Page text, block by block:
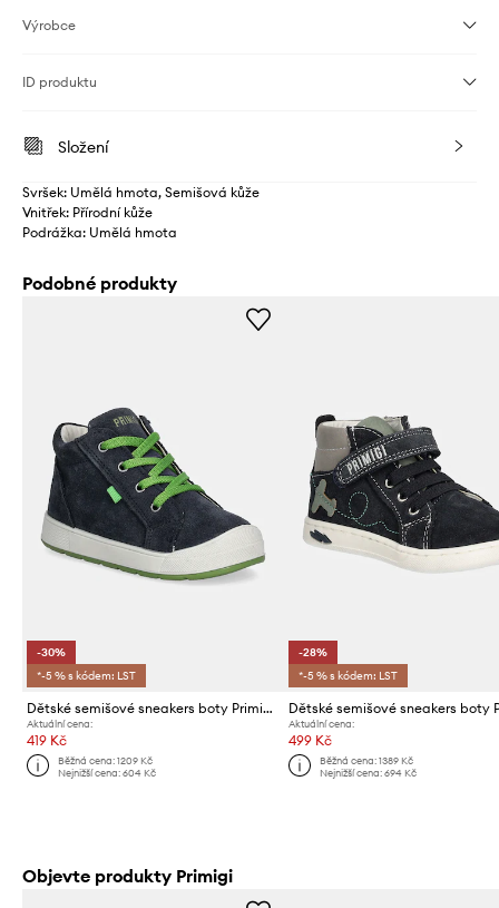
Výrobce
ID produktu
Složení
Svršek: Umělá hmota, Semišová kůže
Vnitřek: Přírodní kůže
Podrážka: Umělá hmota
Podobné produkty
-30%
*-5 % s kódem: LST
Dětské semišové sneakers boty Primigi
Aktuální cena:
419 Kč
Běžná cena:1209 Kč
Nejnižší cena:604 Kč
-28%
*-5 % s kódem: LST
Aktuální cena:
499 Kč
Běžná cena: 1389 Kč
Nejnižší cena: 694 Kč
Objevte produkty Primigi